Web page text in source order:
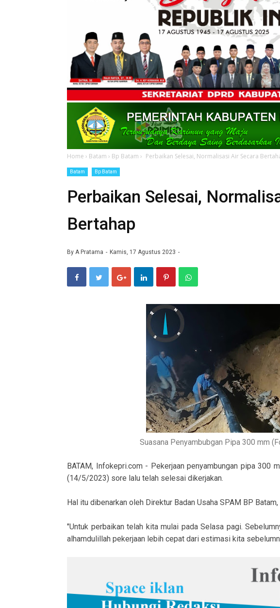
Home › Batam › Bp Batam › Perbaikan Selesai, Normalisasi Air Secara
Batam Bp Batam
Perbaikan Selesai,
Bertahap
By A Pratama Kamis, 17 Agustus 2023
Suasana Penyambubgan Pipa 300 mm
BATAM, Infokepri.com - Pekerjaan penyambungan pipa 300
(14/5/2023) sore lalu telah selesai dikerjakan.
Hal itu dibenarkan oleh Direktur Badan Usaha SPAM BP
"Untuk perbaikan telah kita mulai pada Selasa pagi.
alhamdulillah pekerjaan lebih cepat dari estimasi kita